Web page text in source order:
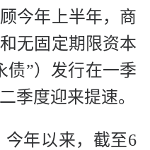
今年上半年，商
无固定期限资本
债”）发行在一季
季度迎来提速。
今年以来，截至6